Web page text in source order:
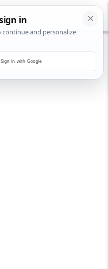
Sign in with Google